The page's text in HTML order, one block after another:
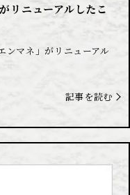
リニューアルしたこ
ンマネ」がリニューアル
記事を読む